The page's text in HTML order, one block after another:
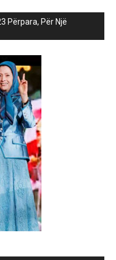
Përpara, Për Një